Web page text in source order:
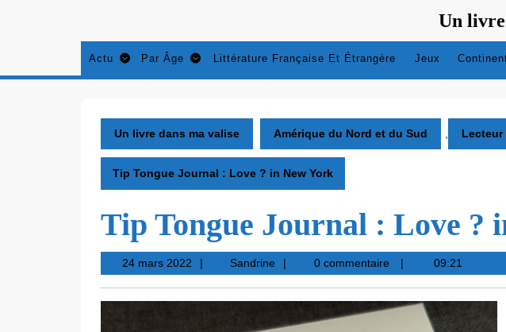
Un livre
Actu Par Âge Littérature Française Et Étrangère Jeux
Un livre dans ma valise Amérique du Nord et du Sud Lecteur
Tip Tongue Journal : Love ? in New York
Tip Tongue Journal : Love ?
24 mars 202224
mars
SandrineSandrine0 commentaire 09:21